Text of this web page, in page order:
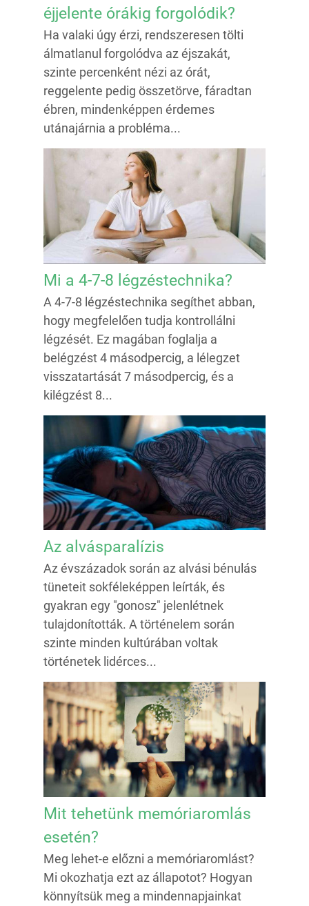
éjjelente órákig forgolódik?
Ha valaki úgy érzi, rendszeresen tölti
álmatlanul forgolódva az éjszakát,
szinte percenként nézi az órát,
reggelente pedig összetörve, fáradtan
ébren, mindenképpen érdemes
utánajárnia a probléma...
Mi a 4-7-8 légzéstechnika?
A 4-7-8 légzéstechnika segíthet abban,
hogy megfelelően tudja kontrollálni
légzését. Ez magában foglalja a
belégzést 4 másodpercig, a lélegzet
visszatartását 7 másodpercig, és a
kilégzést 8...
Az alvásparalízis
Az évszázadok során az alvási bénulás
tüneteit sokféleképpen leírták, és
gyakran egy "gonosz" jelenlétnek
tulajdonították. A történelem során
szinte minden kultúrában voltak
történetek lidérces...
Mit tehetünk memóriaromlás
esetén?
Meg lehet-e előzni a memóriaromlást?
Mi okozhatja ezt az állapotot? Hogyan
könnyítsük meg a mindennapjainkat